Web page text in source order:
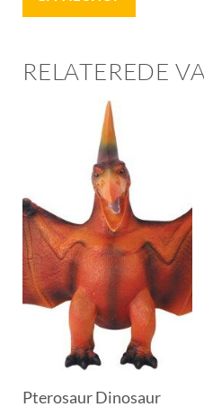
RELATEREDE
Pterosaur Dinosaur